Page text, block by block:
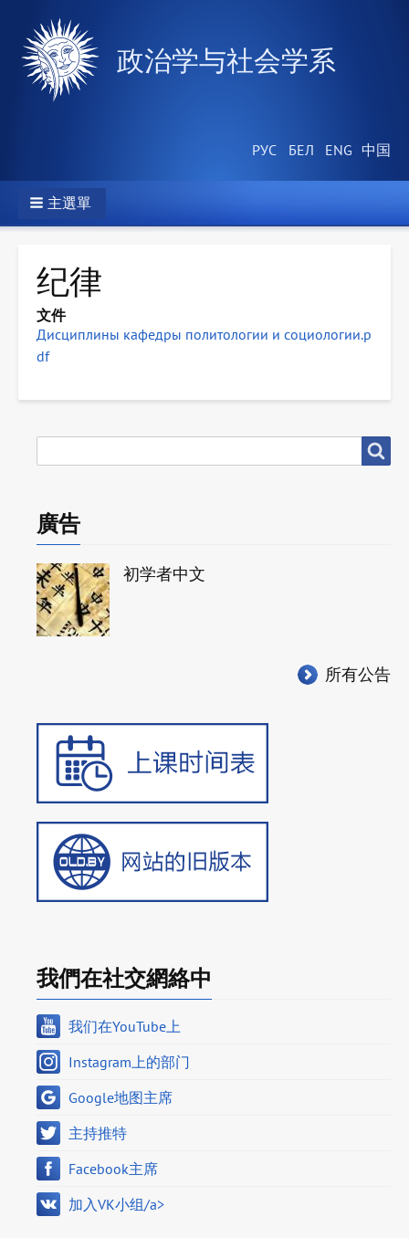
政治学与社会学系
主選單
纪律
文件
Дисциплины кафедры политологии и социологии.p
df
尋
廣告
初学者中文
所有公告
我們在社交網絡中
我们在YouTube上
Instagram上的部门
Google地图主席
主持推特
Facebook主席
加入VK小组/a>